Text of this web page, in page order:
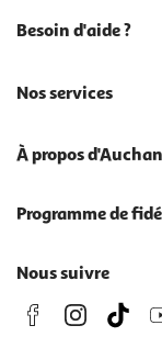
Besoin d'aide ?
Nos services
À propos d'Auchan
Programme de
Nous suivre